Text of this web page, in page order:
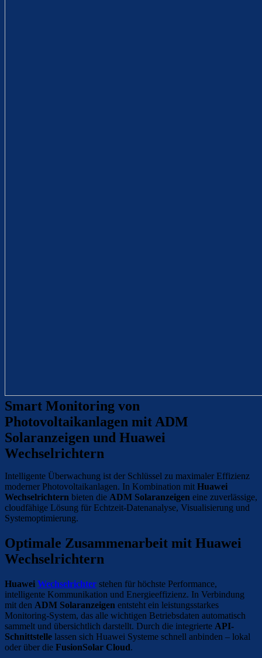
Smart Monitoring von
Photovoltaikanlagen mit ADM
Solaranzeigen und Huawei
Wechselrichtern
Intelligente Überwachung ist der Schlüssel zu maximaler Effizienz
moderner Photovoltaikanlagen. In Kombination mit Huawei
Wechselrichtern bieten die ADM Solaranzeigen eine zuverlässige,
cloudfähige Lösung für Echtzeit-Datenanalyse, Visualisierung und
Systemoptimierung.
Optimale Zusammenarbeit mit Huawei
Wechselrichtern
Huawei Wechselrichter stehen für höchste Performance,
intelligente Kommunikation und Energieeffizienz. In Verbindung
mit den ADM Solaranzeigen entsteht ein leistungsstarkes
Monitoring-System, das alle wichtigen Betriebsdaten automatisch
sammelt und übersichtlich darstellt. Durch die integrierte API-
Schnittstelle lassen sich Huawei Systeme schnell anbinden – lokal
oder über die FusionSolar Cloud.